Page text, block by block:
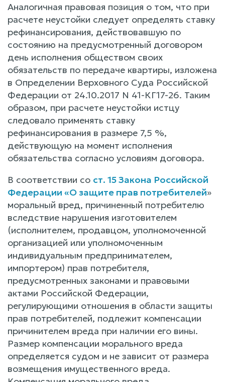
Аналогичная правовая позиция о том, что при
расчете неустойки следует определять ставку
рефинансирования, действовавшую по
состоянию на предусмотренный договором
день исполнения обществом своих
обязательств по передаче квартиры, изложена
в Определении Верховного Суда Российской
Федерации от 24.10.2017 N 41-КГ17-26. Таким
образом, при расчете неустойки истцу
следовало применять ставку
рефинансирования в размере 7,5 %,
действующую на момент исполнения
обязательства согласно условиям договора.
В соответствии со ст. 15 Закона Российской
Федерации «О защите прав потребителей»
моральный вред, причиненный потребителю
вследствие нарушения изготовителем
(исполнителем, продавцом, уполномоченной
организацией или уполномоченным
индивидуальным предпринимателем,
импортером) прав потребителя,
предусмотренных законами и правовыми
актами Российской Федерации,
регулирующими отношения в области защиты
прав потребителей, подлежит компенсации
причинителем вреда при наличии его вины.
Размер компенсации морального вреда
определяется судом и не зависит от размера
возмещения имущественного вреда.